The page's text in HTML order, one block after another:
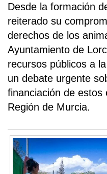
Desde la formación
reiterado su
derechos de los
Ayuntamiento de
recursos públicos a
un debate urgente
financiación de estos
Región de Murcia.